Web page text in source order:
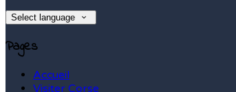
Select language
Pages
Accueil
Visiter Corse